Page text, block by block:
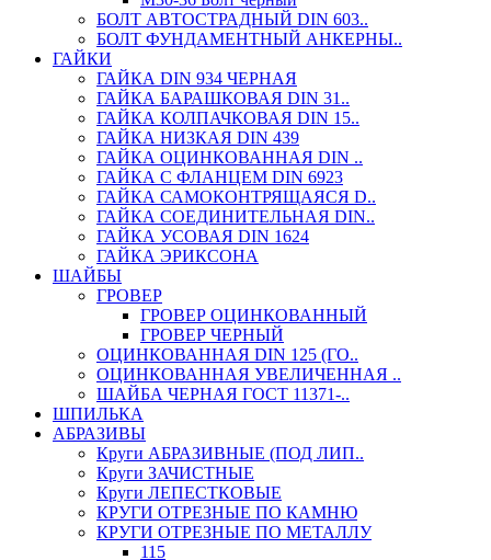
БОЛТ АВТОСТРАДНЫЙ DIN 603..
БОЛТ ФУНДАМЕНТНЫЙ АНКЕРНЫ..
ГАЙКИ
ГАЙКА DIN 934 ЧЕРНАЯ
ГАЙКА БАРАШКОВАЯ DIN 31..
ГАЙКА КОЛПАЧКОВАЯ DIN 15..
ГАЙКА НИЗКАЯ DIN 439
ГАЙКА ОЦИНКОВАННАЯ DIN ..
ГАЙКА С ФЛАНЦЕМ DIN 6923
ГАЙКА САМОКОНТРЯЩАЯСЯ D..
ГАЙКА СОЕДИНИТЕЛЬНАЯ DIN..
ГАЙКА УСОВАЯ DIN 1624
ГАЙКА ЭРИКСОНА
ШАЙБЫ
ГРОВЕР
ГРОВЕР ОЦИНКОВАННЫЙ
ГРОВЕР ЧЕРНЫЙ
ОЦИНКОВАННАЯ DIN 125 (ГО..
ОЦИНКОВАННАЯ УВЕЛИЧЕННАЯ ..
ШАЙБА ЧЕРНАЯ ГОСТ 11371-..
ШПИЛЬКА
АБРАЗИВЫ
Круги АБРАЗИВНЫЕ (ПОД ЛИП..
Круги ЗАЧИСТНЫЕ
Круги ЛЕПЕСТКОВЫЕ
КРУГИ ОТРЕЗНЫЕ ПО КАМНЮ
КРУГИ ОТРЕЗНЫЕ ПО МЕТАЛЛУ
115